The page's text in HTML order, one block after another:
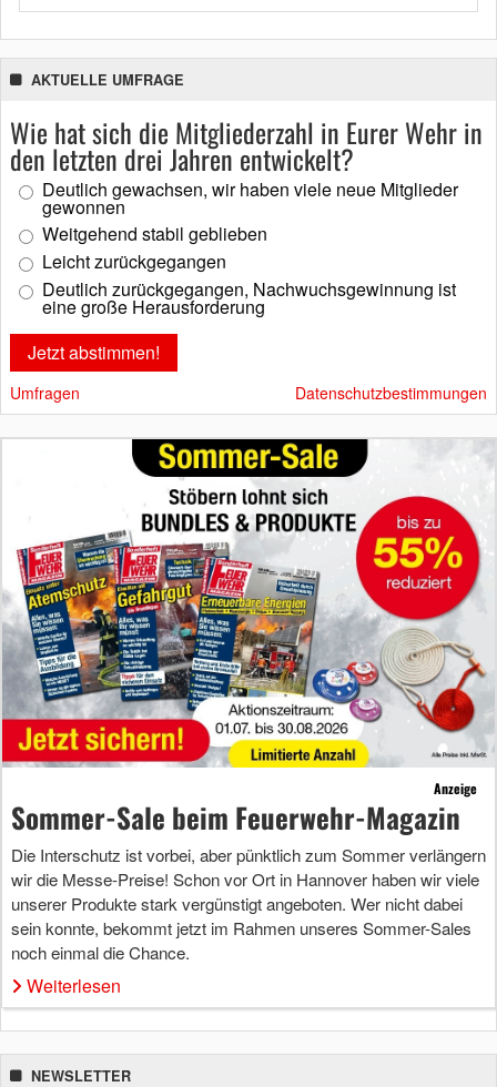
AKTUELLE UMFRAGE
Wie hat sich die Mitgliederzahl in Eurer Wehr in
den letzten drei Jahren entwickelt?
Deutlich gewachsen, wir haben viele neue Mitglieder
gewonnen
Weitgehend stabil geblieben
Leicht zurückgegangen
Deutlich zurückgegangen, Nachwuchsgewinnung ist
eine große Herausforderung
Umfragen Datenschutzbestimmungen
Anzeige
Sommer-Sale beim Feuerwehr-Magazin
Die Interschutz ist vorbei, aber pünktlich zum Sommer verlängern
wir die Messe-Preise! Schon vor Ort in Hannover haben wir viele
unserer Produkte stark vergünstigt angeboten. Wer nicht dabei
sein konnte, bekommt jetzt im Rahmen unseres Sommer-Sales
noch einmal die Chance.
Weiterlesen
NEWSLETTER